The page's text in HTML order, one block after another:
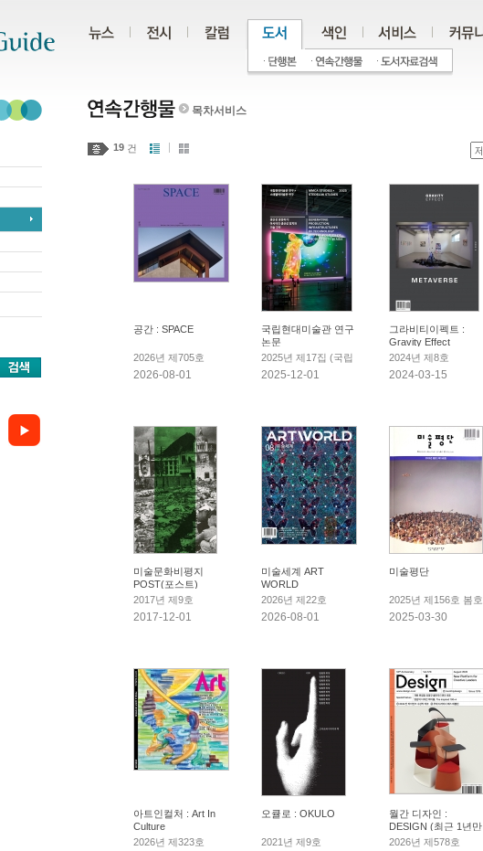
목차서비스
19 건
공간 : SPACE
2026년 제705호
2026-08-01
국립현대미술관 연구
논문
2025년 제17집 (국립
현대미술관 연구 × 스
2025-12-01
그라비티이펙트 :
Gravity Effect
2024년 제8호
2024-03-15
미술문화비평지
POST(포스트)
2017년 제9호
2017-12-01
미술세계 ART
WORLD
2026년 제22호
2026-08-01
미술평단
2025년 제156호 봄호
2025-03-30
아트인컬처 : Art In
Culture
2026년 제323호
오큘로 : OKULO
2021년 제9호
월간 디자인 :
DESIGN (최근 1년만
보관)
2026년 제578호